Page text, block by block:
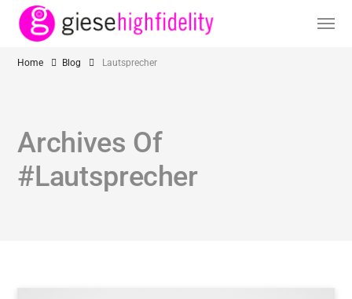
Home Blog Lautsprecher
Archives Of
#Lautsprecher